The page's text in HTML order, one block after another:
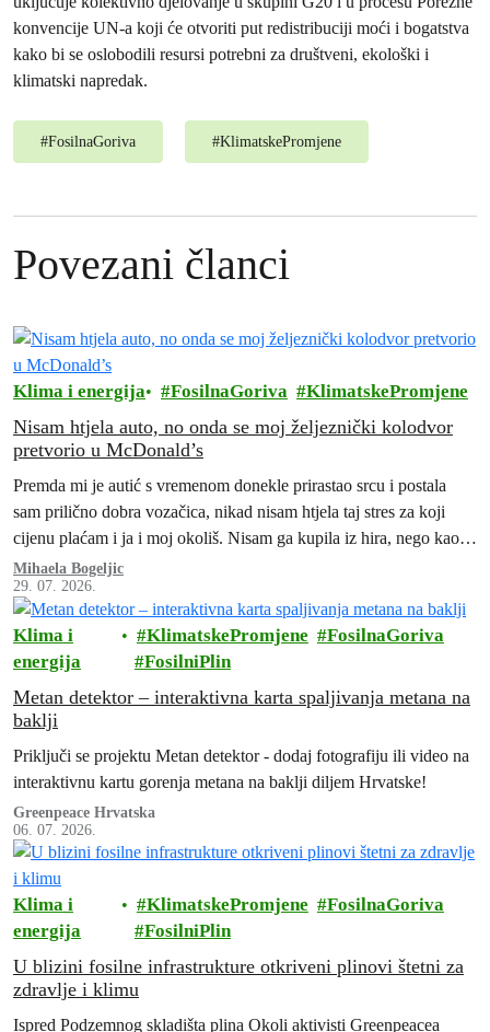
konvencije UN-a koji će otvoriti put redistribuciji moći i bogatstva
kako bi se oslobodili resursi potrebni za društveni, ekološki i
klimatski napredak.
#FosilnaGoriva #KlimatskePromjene
Povezani članci
Klima i energija FosilnaGoriva KlimatskePromjene
Nisam htjela auto, no onda se moj željeznički kolodvor
pretvorio u McDonald’s
Premda mi je autić s vremenom donekle prirastao srcu i postala
sam prilično dobra vozačica, nikad nisam htjela taj stres za koji
cijenu plaćam i ja i moj okoliš. Nisam ga kupila iz hira, nego kao
„namet“, ne bih li mogla posjećivati prijatelje i obitelj ili otputovati
po potrebi u veći grad.
Mihaela Bogeljic
29. 07. 2026.
Klima i
energija
KlimatskePromjene
FosilnaGoriva
FosilniPlin
Metan detektor – interaktivna karta spaljivanja metana na
baklji
Priključi se projektu Metan detektor - dodaj fotografiju ili video na
interaktivnu kartu gorenja metana na baklji diljem Hrvatske!
Greenpeace Hrvatska
06. 07. 2026.
Klima i
energija
KlimatskePromjene
FosilnaGoriva
FosilniPlin
U blizini fosilne infrastrukture otkriveni plinovi štetni za
zdravlje i klimu
Ispred Podzemnog skladišta plina Okoli aktivisti Greenpeacea